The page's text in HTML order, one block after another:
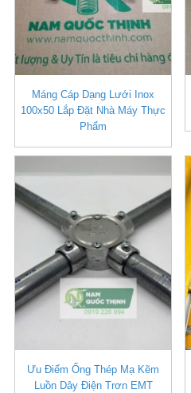
Máng Cáp Dạng Lưới Inox
100x50 Lắp Đặt Nhà Máy Thực
Phẩm
Ưu Điểm Ống Thép Mạ Kẽm
Luồn Dây Điện Trơn EMT